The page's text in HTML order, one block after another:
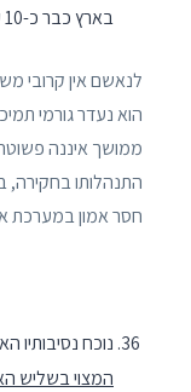
בארץ כבר כ-10 שנים.
לנאשם אין קרובי
הוא נעדר גורמי
ממושך איננה
התנהלותו בחקירה,
חסר אמון במערכת
נוכח נסיבותיו
המצוי בשליש